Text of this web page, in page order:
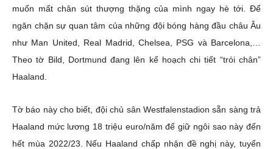
muốn mất chân sút thượng thặng của mình ngay hè tới. Để
ngăn chặn sự quan tâm của những đội bóng hàng đầu châu Âu
như Man United, Real Madrid, Chelsea, PSG và Barcelona,…
Theo tờ Bild, Dortmund đang lên kế hoạch chi tiết “trói chân”
Haaland.
Tờ báo này cho biết, đội chủ sân Westfalenstadion sẵn sàng trả
Haaland mức lương 18 triệu euro/năm để giữ ngôi sao này đến
hết mùa 2022/23. Nếu Haaland chấp nhận đề nghị này, tuyển